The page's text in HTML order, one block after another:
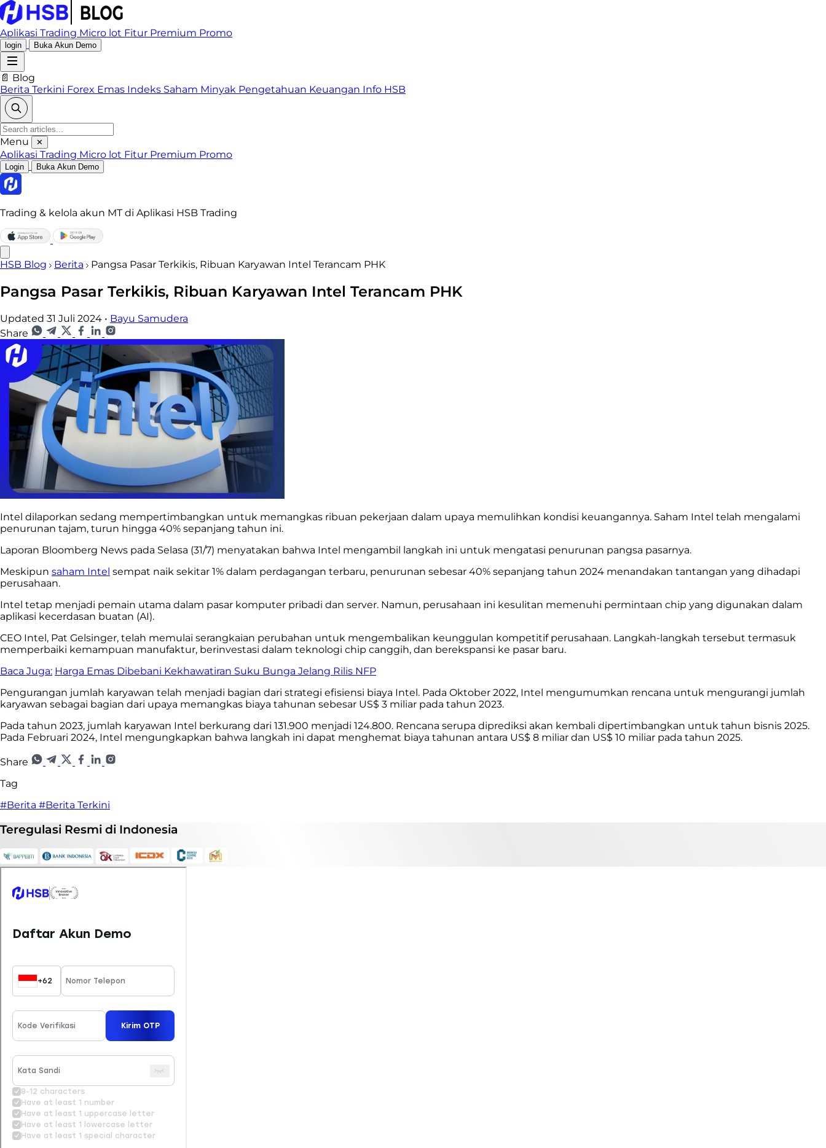
Aplikasi Trading Micro lot Fitur Premium Promo
login Buka Akun Demo
📄 Blog
Berita Terkini Forex Emas Indeks Saham Minyak Pengetahuan Keuangan Info HSB
Menu ✕
Aplikasi Trading Micro lot Fitur Premium Promo
Login Buka Akun Demo
Trading & kelola akun MT di Aplikasi HSB Trading
HSB Blog Berita Pangsa Pasar Terkikis, Ribuan Karyawan Intel Terancam PHK
Pangsa Pasar Terkikis, Ribuan Karyawan Intel Terancam PHK
Updated 31 Juli 2024 • Bayu Samudera
Share
Intel dilaporkan sedang mempertimbangkan untuk memangkas ribuan pekerjaan dalam upaya memulihkan kondisi keuangannya. Saham Intel telah mengalami
penurunan tajam, turun hingga 40% sepanjang tahun ini.
Laporan Bloomberg News pada Selasa (31/7) menyatakan bahwa Intel mengambil langkah ini untuk mengatasi penurunan pangsa pasarnya.
Meskipun saham Intel sempat naik sekitar 1% dalam perdagangan terbaru, penurunan sebesar 40% sepanjang tahun 2024 menandakan tantangan yang dihadapi
perusahaan.
Intel tetap menjadi pemain utama dalam pasar komputer pribadi dan server. Namun, perusahaan ini kesulitan memenuhi permintaan chip yang digunakan dalam
aplikasi kecerdasan buatan (AI).
CEO Intel, Pat Gelsinger, telah memulai serangkaian perubahan untuk mengembalikan keunggulan kompetitif perusahaan. Langkah-langkah tersebut termasuk
memperbaiki kemampuan manufaktur, berinvestasi dalam teknologi chip canggih, dan berekspansi ke pasar baru.
Baca Juga: Harga Emas Dibebani Kekhawatiran Suku Bunga Jelang Rilis NFP
Pengurangan jumlah karyawan telah menjadi bagian dari strategi efisiensi biaya Intel. Pada Oktober 2022, Intel mengumumkan rencana untuk mengurangi jumlah
karyawan sebagai bagian dari upaya memangkas biaya tahunan sebesar US$ 3 miliar pada tahun 2023.
Pada tahun 2023, jumlah karyawan Intel berkurang dari 131.900 menjadi 124.800. Rencana serupa diprediksi akan kembali dipertimbangkan untuk tahun bisnis 2025.
Pada Februari 2024, Intel mengungkapkan bahwa langkah ini dapat menghemat biaya tahunan antara US$ 8 miliar dan US$ 10 miliar pada tahun 2025.
Share
Tag
#Berita #Berita Terkini
Teregulasi Resmi di Indonesia